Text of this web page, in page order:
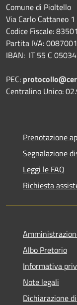
Comune di Pioltello
Via Carlo Cattaneo
Codice Fiscale:
Partita IVA:
IBAN: IT 55 C
PEC:
Centralino Unico:
Prenotazione
Segnalazione
Leggi le FAQ
Richiesta
Albo Pretorio
Informativa
Note legali
Dichiarazione